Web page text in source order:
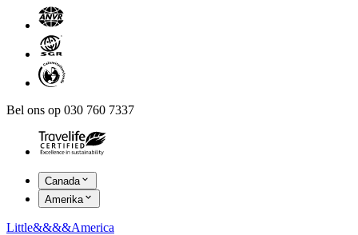
Bel ons op 030 760 7337
Canada
Amerika
Little&&&&America